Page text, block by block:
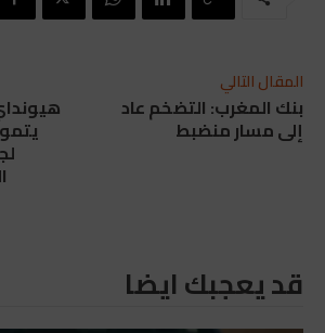
المقال التالي
بنك المغرب: التضخم عاد
إلى مسار منضبط
قد يعجبك ايضا